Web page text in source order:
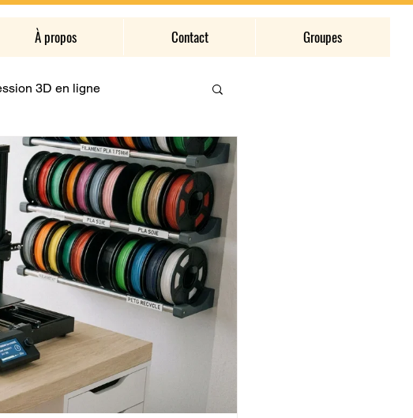
À propos Contact Groupes
3D en ligne
3d professionelle
Formation 3D en ligne.
ABS
X I7 CREALITY